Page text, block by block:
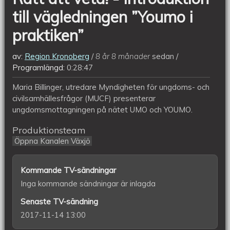
praktiken”
till vägledningen ”Youmo i
praktiken”
av: Region Kronoberg 8 år 8 månadersedan
Programlängd: 0:28:47
Maria Billinger, utredare Myndigheten för ungdoms- och
civilsamhällesfrågor (MUCF) presenterar
ungdomsmottagningen på nätet UMO och YOUMO.
Produktionsteam
Öppna Kanalen Växjö
Kommande TV-sändningar
Inga kommande sändningar är inlagda
Senaste TV-sändning
2017-11-14 13:00